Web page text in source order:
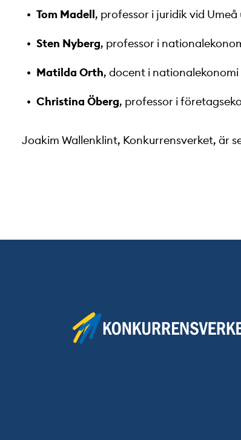
Tom Madell, professor i juridik vid
Sten Nyberg, professor i
Matilda Orth, docent i
Christina Öberg, professor i
Joakim Wallenklint, Konkurrensverket, är